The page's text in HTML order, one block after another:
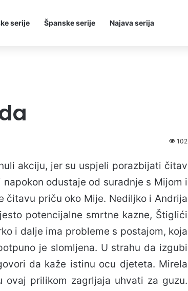
serije Španske serije Najava serija
102
akciju, jer su uspjeli porazbijati čitav
odustaje od suradnje s Mijom i
čitavu priču oko Mije. Nediljko i Andrija
potencijalne smrtne kazne, Štiglići
i dalje ima probleme s postajom, koja
je slomljena. U strahu da izgubi
da kaže istinu ocu djeteta. Mirela
prilikom zagrljaja uhvati za guzu.